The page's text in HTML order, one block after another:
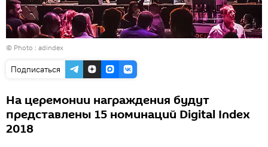
© Photo : adindex
Подписаться
На церемонии награждения будут
представлены 15 номинаций Digital Index
2018